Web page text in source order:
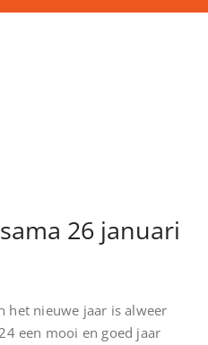
26 januari
het nieuwe jaar is alweer
een mooi en goed jaar